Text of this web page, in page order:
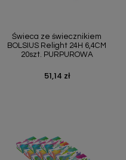
Świeca ze świecznikiem
BOLSIUS Relight 24H 6,4CM
20szt. PURPUROWA
Cena
51,14 zł